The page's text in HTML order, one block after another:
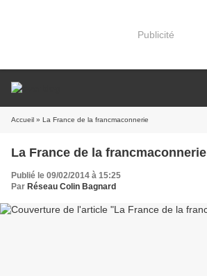
Publicité
Accueil » La France de la francmaconnerie
La France de la francmaconnerie
Publié le 09/02/2014 à 15:25
Par Réseau Colin Bagnard